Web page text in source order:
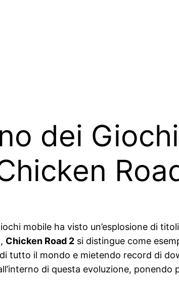
dei
mobile ha visto un’esplosione di
Chicken Road 2 si distingue come
tutto il mondo e mietendo record di
di questa evoluzione,